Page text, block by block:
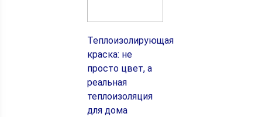
Теплоизолирующая
краска: не
просто цвет, а
реальная
теплоизоляция
для дома